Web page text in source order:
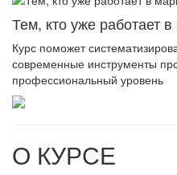
Тем, кто уже работает в
Курс поможет
современные инструменты
профессиональный уровень
О КУРСЕ